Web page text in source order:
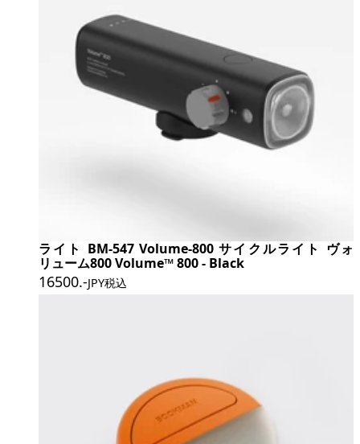
ライト BM-547 Volume-800 サイクルライト ヴォ
リューム800 Volume™ 800 - Black
16500.-JPY税込